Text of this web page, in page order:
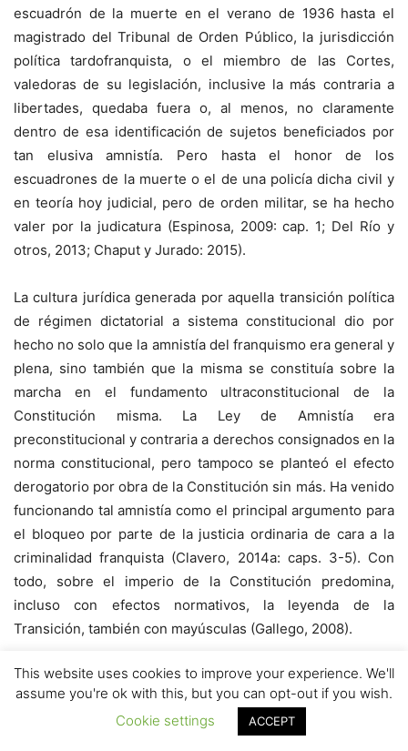
escuadrón de la muerte en el verano de 1936 hasta el
magistrado del Tribunal de Orden Público, la jurisdicción
política tardofranquista, o el miembro de las Cortes,
valedoras de su legislación, inclusive la más contraria a
libertades, quedaba fuera o, al menos, no claramente
dentro de esa identificación de sujetos beneficiados por
tan elusiva amnistía. Pero hasta el honor de los
escuadrones de la muerte o el de una policía dicha civil y
en teoría hoy judicial, pero de orden militar, se ha hecho
valer por la judicatura (Espinosa, 2009: cap. 1; Del Río y
otros, 2013; Chaput y Jurado: 2015).
La cultura jurídica generada por aquella transición política
de régimen dictatorial a sistema constitucional dio por
hecho no solo que la amnistía del franquismo era general y
plena, sino también que la misma se constituía sobre la
marcha en el fundamento ultraconstitucional de la
Constitución misma. La Ley de Amnistía era
preconstitucional y contraria a derechos consignados en la
norma constitucional, pero tampoco se planteó el efecto
derogatorio por obra de la Constitución sin más. Ha venido
funcionando tal amnistía como el principal argumento para
el bloqueo por parte de la justicia ordinaria de cara a la
criminalidad franquista (Clavero, 2014a: caps. 3-5). Con
todo, sobre el imperio de la Constitución predomina,
incluso con efectos normativos, la leyenda de la
Transición, también con mayúsculas (Gallego, 2008).
¿Y de qué honor estamos hablando? El constitucionalismo
susodicho que asimila el artículo 20 de la Constitución
española al quinto de la alemana da por supuesto que
This website uses cookies to improve your experience. We'll
assume you're ok with this, but you can opt-out if you wish.
Cookie settings
ACCEPT